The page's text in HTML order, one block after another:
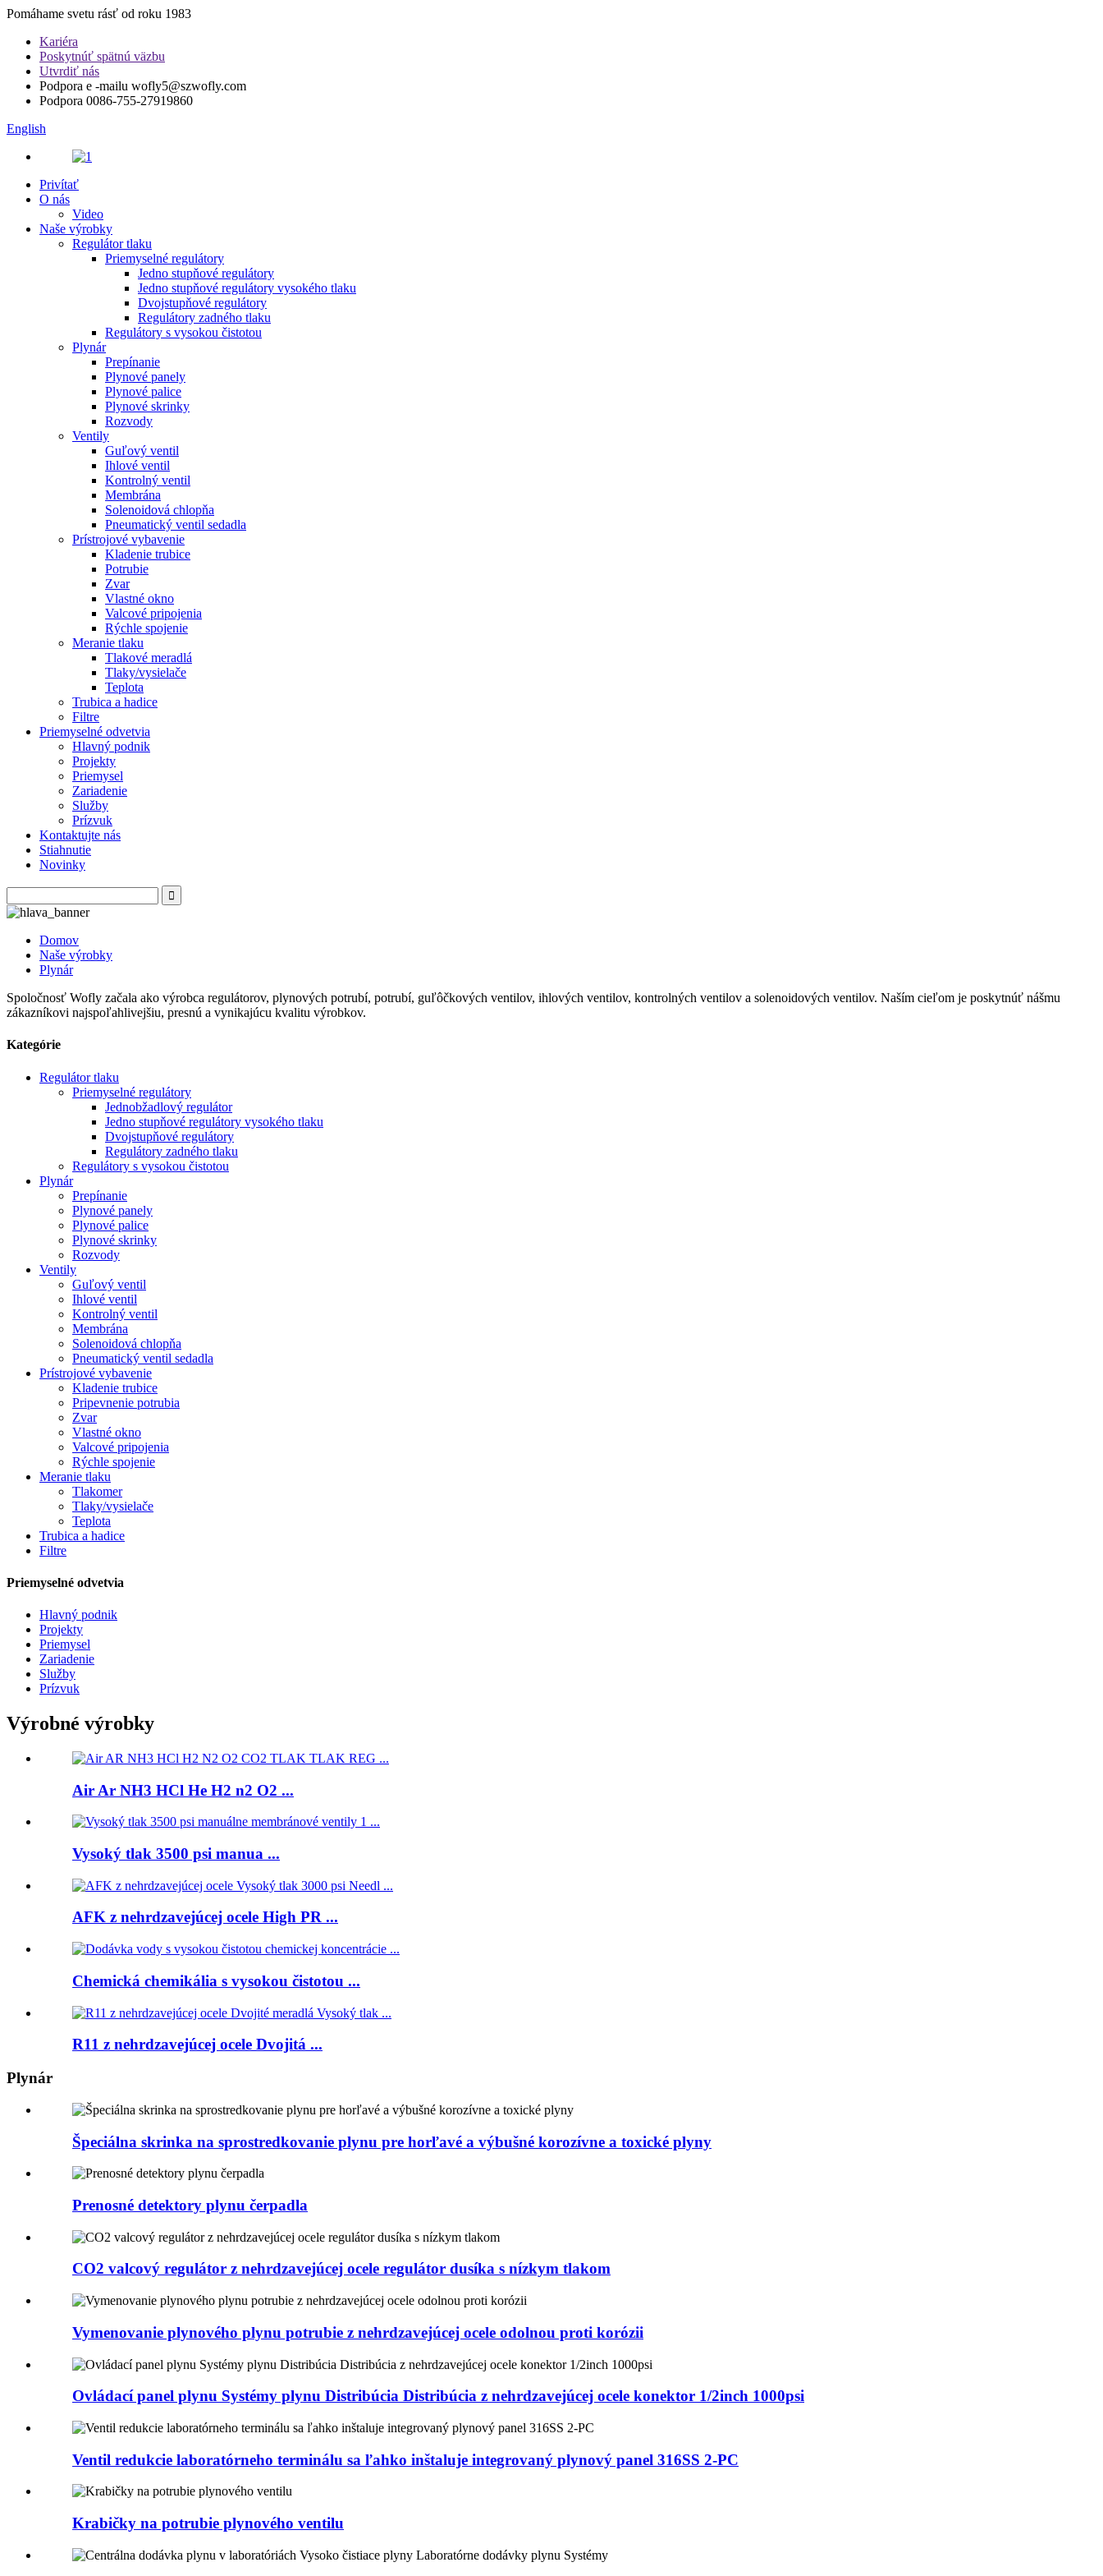
Pomáhame svetu rásť od roku 1983
Kariéra
Poskytnúť spätnú väzbu
Utvrdiť nás
Podpora e -mailu wofly5@szwofly.com
Podpora 0086-755-27919860
English
Privítať
O nás
Video
Naše výrobky
Regulátor tlaku
Priemyselné regulátory
Jedno stupňové regulátory
Jedno stupňové regulátory vysokého tlaku
Dvojstupňové regulátory
Regulátory zadného tlaku
Regulátory s vysokou čistotou
Plynár
Prepínanie
Plynové panely
Plynové palice
Plynové skrinky
Rozvody
Ventily
Guľový ventil
Ihlové ventil
Kontrolný ventil
Membrána
Solenoidová chlopňa
Pneumatický ventil sedadla
Prístrojové vybavenie
Kladenie trubice
Potrubie
Zvar
Vlastné okno
Valcové pripojenia
Rýchle spojenie
Meranie tlaku
Tlakové meradlá
Tlaky/vysielače
Teplota
Trubica a hadice
Filtre
Priemyselné odvetvia
Hlavný podnik
Projekty
Priemysel
Zariadenie
Služby
Prízvuk
Kontaktujte nás
Stiahnutie
Novinky
Domov
Naše výrobky
Plynár
Spoločnosť Wofly začala ako výrobca regulátorov, plynových potrubí, potrubí, guľôčkových ventilov, ihlových ventilov, kontrolných ventilov a solenoidových ventilov. Naším cieľom je poskytnúť nášmu
zákazníkovi najspoľahlivejšiu, presnú a vynikajúcu kvalitu výrobkov.
Kategórie
Regulátor tlaku
Priemyselné regulátory
Jednobžadlový regulátor
Jedno stupňové regulátory vysokého tlaku
Dvojstupňové regulátory
Regulátory zadného tlaku
Regulátory s vysokou čistotou
Plynár
Prepínanie
Plynové panely
Plynové palice
Plynové skrinky
Rozvody
Ventily
Guľový ventil
Ihlové ventil
Kontrolný ventil
Membrána
Solenoidová chlopňa
Pneumatický ventil sedadla
Prístrojové vybavenie
Kladenie trubice
Pripevnenie potrubia
Zvar
Vlastné okno
Valcové pripojenia
Rýchle spojenie
Meranie tlaku
Tlakomer
Tlaky/vysielače
Teplota
Trubica a hadice
Filtre
Priemyselné odvetvia
Hlavný podnik
Projekty
Priemysel
Zariadenie
Služby
Prízvuk
Výrobné výrobky
Air Ar NH3 HCl He H2 n2 O2 ...
Vysoký tlak 3500 psi manua ...
AFK z nehrdzavejúcej ocele High PR ...
Chemická chemikália s vysokou čistotou ...
R11 z nehrdzavejúcej ocele Dvojitá ...
Plynár
Špeciálna skrinka na sprostredkovanie plynu pre horľavé a výbušné korozívne a toxické plyny
Prenosné detektory plynu čerpadla
CO2 valcový regulátor z nehrdzavejúcej ocele regulátor dusíka s nízkym tlakom
Vymenovanie plynového plynu potrubie z nehrdzavejúcej ocele odolnou proti korózii
Ovládací panel plynu Systémy plynu Distribúcia Distribúcia z nehrdzavejúcej ocele konektor 1/2inch 1000psi
Ventil redukcie laboratórneho terminálu sa ľahko inštaluje integrovaný plynový panel 316SS 2-PC
Krabičky na potrubie plynového ventilu